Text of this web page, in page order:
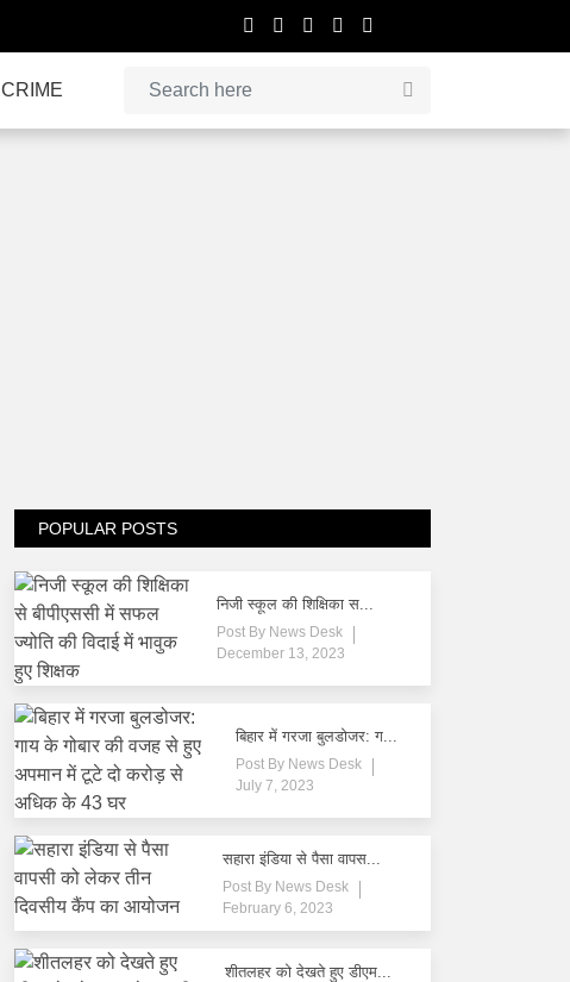
CRIME
POPULAR POSTS
निजी स्कूल की शिक्षिका स...
Post By News Desk
December 13, 2023
बिहार में गरजा बुलडोजर: ग...
Post ByNews Desk
July 7, 2023
सहारा इंडिया से पैसा वापस...
Post By News Desk
February 6, 2023
शीतलहर को देखते हुए डीएम...